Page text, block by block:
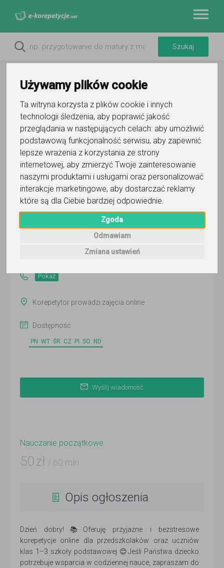
Używamy plików cookie
Ta witryna korzysta z plików cookie i innych
technologii śledzenia, aby poprawić jakość
przeglądania w następujących celach: aby umożliwić
podstawową funkcjonalność serwisu, aby zapewnić
lepsze wrażenia z korzystania ze strony
internetowej, aby zmierzyć Twoje zainteresowanie
naszymi produktami i usługami oraz personalizować
interakcje marketingowe, aby dostarczać reklamy
które są dla Ciebie bardziej odpowiednie.
Zgoda
Odmawiam
Zmiana ustawień
Do ulubionych
Oznacz wystąpienie kontaktu
Wiktoria
Wyślij wiadomość
Pokaż
Korepetytor prowadzi zajęcia online
Dostępność
PN WT ŚR CZ PI SO ND
Wyślij wiadomość
Nauczanie początkowe
50 zł / 60 min
Opis ogłoszenia
Dzień dobry!📚Oferuję przyjazne i bezstresowe
korepetycje online dla przedszkolaków oraz uczniów
klas 1–3 szkoły podstawowej 😊Jeśli Państwa dziecko
potrzebuje wsparcia w codziennej nauce, zapraszam do